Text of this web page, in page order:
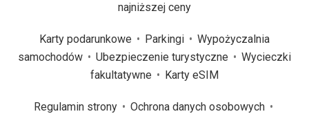
najniższej ceny
Karty podarunkowe Parkingi
Wypożyczalnia
samochodów
Ubezpieczenie turystyczne
Wycieczki
fakultatywne
Karty eSIM
Regulamin strony
Ochrona danych osobowych